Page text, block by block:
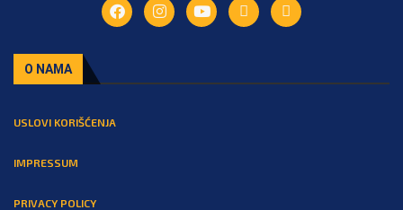
O NAMA
USLOVI KORIŠĆENJA
IMPRESSUM
PRIVACY POLICY